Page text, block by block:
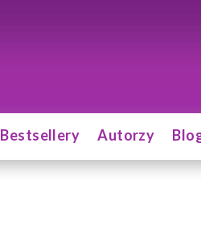
Bestsellery Autorzy